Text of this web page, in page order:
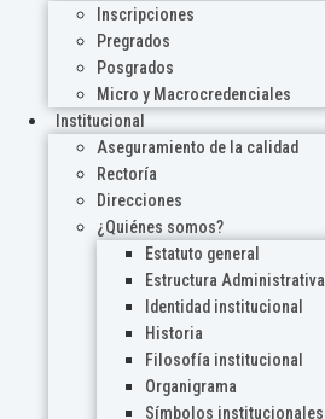
Inscripciones
Pregrados
Posgrados
Micro y Macrocredenciales
Institucional
Aseguramiento de la calidad
Rectoría
Direcciones
¿Quiénes somos?
Estatuto general
Estructura Administrativa
Identidad institucional
Historia
Filosofía institucional
Organigrama
Símbolos institucionales